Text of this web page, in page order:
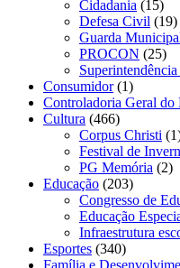
Cidadania (15)
Defesa Civil (19)
Guarda
PROCON (25)
Consumidor(1)
Controladoria Geral
Cultura (466)
Corpus Christi
Festival de
PG Memória (2)
Educação (203)
Congresso de
Educação
Infraestrutura
Esportes (340)
Família e